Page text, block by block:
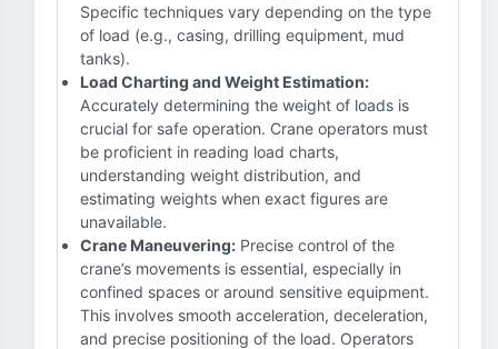
Specific techniques vary depending on the type
of load (e.g., casing, drilling equipment, mud
tanks).
Load Charting and Weight Estimation:
Accurately determining the weight of loads is
crucial for safe operation. Crane operators must
be proficient in reading load charts,
understanding weight distribution, and
estimating weights when exact figures are
unavailable.
Crane Maneuvering: Precise control of the
crane’s movements is essential, especially in
confined spaces or around sensitive equipment.
This involves smooth acceleration, deceleration,
and precise positioning of the load. Operators